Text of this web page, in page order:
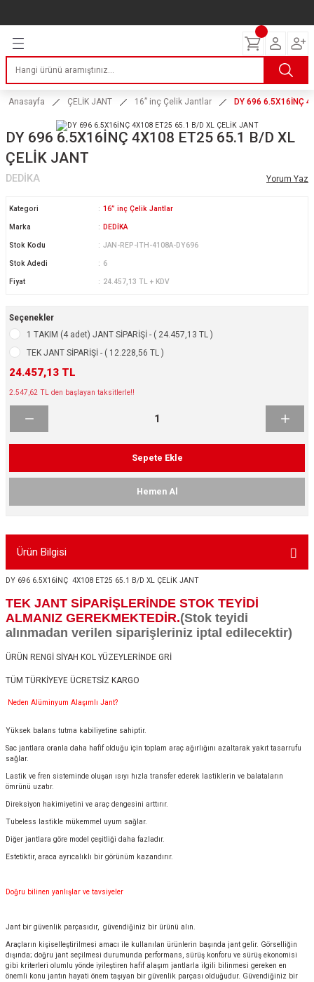
Lastikleri
Hız Lastikleri
Çelik Jantlar
Jant
ve Fren Yağları
Anasayfa ÇELİK JANT 16” inç Çelik Jantlar DY 696 6.5X16İNÇ
DY 696 6.5X16İNÇ 4X108 ET25 65.1 B/D XL
ÇELİK JANT
DEDİKA Yorum Yaz
Kategori 16” inç Çelik Jantlar
Marka DEDİKA
Stok Kodu JAN-REP-ITH-4108A-DY696
Stok Adedi 6
Fiyat 24.457,13 TL + KDV
Seçenekler
1 TAKIM (4 adet) JANT SİPARİŞİ - ( 24.457,13 TL )
TEK JANT SİPARİŞİ - ( 12.228,56 TL )
24.457,13 TL
2.547,62 TL den başlayan taksitlerle!!
Sepete Ekle
Hemen Al
Ürün Bilgisi
DY 696 6.5X16İNÇ 4X108 ET25 65.1 B/D XL ÇELİK JANT
TEK JANT SİPARİŞLERİNDE STOK TEYİDİ
ALMANIZ GEREKMEKTEDİR.(Stok teyidi
alınmadan verilen siparişleriniz iptal edilecektir)
ÜRÜN RENGİ SİYAH KOL YÜZEYLERİNDE GRİ
TÜM TÜRKİYEYE ÜCRETSİZ KARGO
Neden Alüminyum Alaşımlı Jant?
Yüksek balans tutma kabiliyetine sahiptir.
Sac jantlara oranla daha hafif olduğu için toplam araç ağırlığını azaltarak yakıt tasarrufu
sağlar.
Lastik ve fren sisteminde oluşan ısıyı hızla transfer ederek lastiklerin ve balataların
ömrünü uzatır.
Direksiyon hakimiyetini ve araç dengesini arttırır.
Tubeless lastikle mükemmel uyum sağlar.
Diğer jantlara göre model çeşitliği daha fazladır.
Estetiktir, araca ayrıcalıklı bir görünüm kazandırır.
Doğru bilinen yanlışlar ve tavsiyeler
Jant bir güvenlik parçasıdır, güvendiğiniz bir ürünü alın.
Araçların kişiselleştirilmesi amacı ile kullanılan ürünlerin başında jant gelir. Görselliğin
dışında; doğru jant seçilmesi durumunda performans, sürüş konforu ve sürüş ekonomisi
gibi kriterleri olumlu yönde iyileştiren hafif alaşım jantlarla ilgili bilinmesi gereken en
önemli konu jantın hayati önem taşıyan bir güvenlik parçası olduğudur. Güvendiğiniz bir